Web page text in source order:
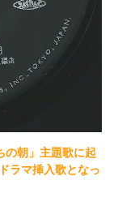
の朝」主題歌に起
ラマ挿入歌となっ